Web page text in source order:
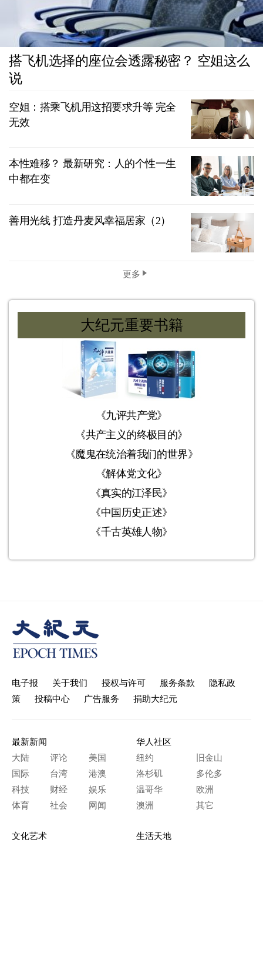
搭飞机选择的座位会透露秘密？ 空姐这么
说
空姐：搭乘飞机用这招要求升等 完全
无效
本性难移？ 最新研究：人的个性一生
中都在变
善用光线 打造丹麦风幸福居家（2）
更多
大纪元重要书籍
《九评共产党》
《共产主义的终极目的》
《魔鬼在统治着我们的世界》
《解体党文化》
《真实的江泽民》
《中国历史正述》
《千古英雄人物》
电子报 关于我们 授权与许可 服务条款
隐私政
策
投稿中心 广告服务 捐助大纪元
最新新闻
大陆
评论
美国
国际
台湾
港澳
科技
财经
娱乐
体育
社会 网闻
华人社区
纽约
旧金山
洛杉矶
多伦多
温哥华
欧洲
澳洲
其它
文化艺术
生活天地